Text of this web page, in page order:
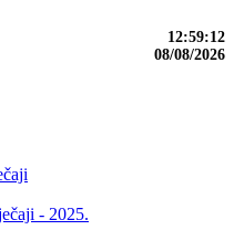
12:59:13
08/08/2026
- 2025.